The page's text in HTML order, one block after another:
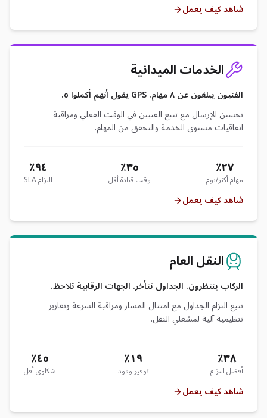
شاهد كيف يعمل
الخدمات الميدانية
الفنيون يبلغون عن ٨ مهام. GPS يقول أنهم أكملوا ٥.
تحسين الإرسال مع تتبع الفنيين في الوقت الفعلي ومراقبة
اتفاقيات مستوى الخدمة والتحقق من المهام.
٢٧٪
مهام أكثر/يوم
٣٥٪
وقت قيادة أقل
٩٤٪
التزام SLA
شاهد كيف يعمل
النقل العام
الركاب ينتظرون. الجداول تتأخر. الجهات الرقابية تلاحظ.
تتبع التزام الجداول مع امتثال المسار ومراقبة السرعة وتقارير
تنظيمية آلية لمشغلي النقل.
٣٨٪
أفضل التزام
١٩٪
توفير وقود
٤٥٪
شكاوى أقل
شاهد كيف يعمل